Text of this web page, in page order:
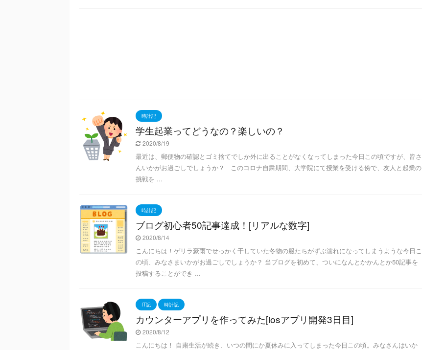
時計記
学生起業ってどうなの？楽しいの？
2020/8/19
最近は、郵便物の確認とゴミ捨てでしか外に出ることがなくなってしまった今日この頃ですが、皆さ
んいかがお過ごしでしょうか？ このコロナ自粛期間、大学院にて授業を受ける傍で、友人と起業の
挑戦を ...
時計記
ブログ初心者50記事達成！[リアルな数字]
2020/8/14
こんにちは！ゲリラ豪雨でせっかく干していた冬物の服たちがずぶ濡れになってしまうような今日こ
の頃、みなさまいかがお過ごしでしょうか？ 当ブログを初めて、ついになんとかかんとか50記事を
投稿することができ ...
IT記 時計記
カウンターアプリを作ってみた[iosアプリ開発3日目]
2020/8/12
こんにちは！ 自粛生活が続き、いつの間にか夏休みに入ってしまった今日この頃。みなさんはいか